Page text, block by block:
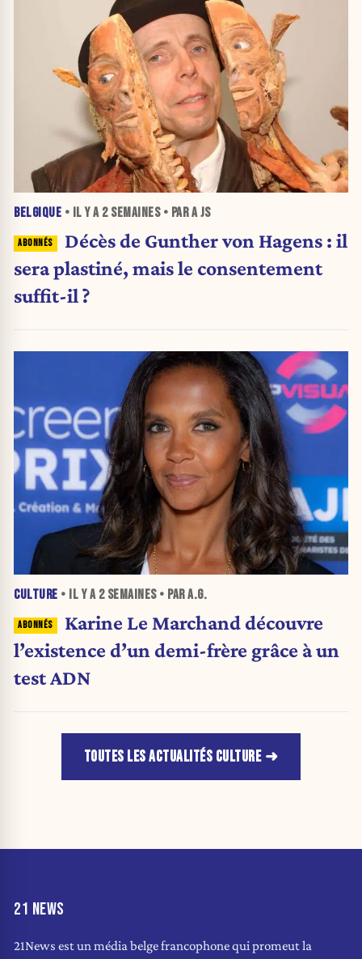
BELGIQUE • IL Y A 2 SEMAINES• PAR A JS
Décès de Gunther von Hagens : il
sera plastiné, mais le consentement
suffit-il ?
CULTURE • IL Y A 2 SEMAINES• PAR A.G.
Karine Le Marchand découvre
l’existence d’un demi-frère grâce à un
test ADN
TOUTES LES ACTUALITÉS CULTURE
21 NEWS
21News est un média belge francophone qui promeut la